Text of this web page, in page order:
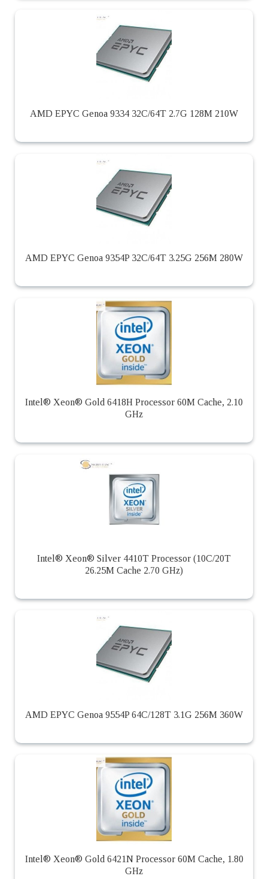
AMD EPYC Genoa 9334 32C/64T 2.7G 128M 210W
AMD EPYC Genoa 9354P 32C/64T 3.25G 256M 280W
Intel® Xeon® Gold 6418H Processor 60M Cache, 2.10
GHz
Intel® Xeon® Silver 4410T Processor (10C/20T
26.25M Cache 2.70 GHz)
AMD EPYC Genoa 9554P 64C/128T 3.1G 256M 360W
Intel® Xeon® Gold 6421N Processor 60M Cache, 1.80
GHz